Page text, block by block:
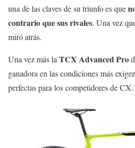
una de las claves de su triunfo es que
contrario que sus rivales. Una vez
miró atrás.
Una vez más la TCX Advanced Pro
ganadora en las condiciones más
perfectas para los competidores de CX.